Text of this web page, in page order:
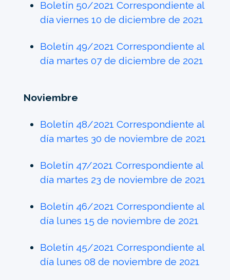
Boletín 50/2021 Correspondiente al
día viernes 10 de diciembre de 2021
Boletín 49/2021 Correspondiente al
día martes 07 de diciembre de 2021
Noviembre
Boletín 48/2021 Correspondiente al
día martes 30 de noviembre de 2021
Boletín 47/2021 Correspondiente al
día martes 23 de noviembre de 2021
Boletín 46/2021 Correspondiente al
día lunes 15 de noviembre de 2021
Boletín 45/2021 Correspondiente al
día lunes 08 de noviembre de 2021